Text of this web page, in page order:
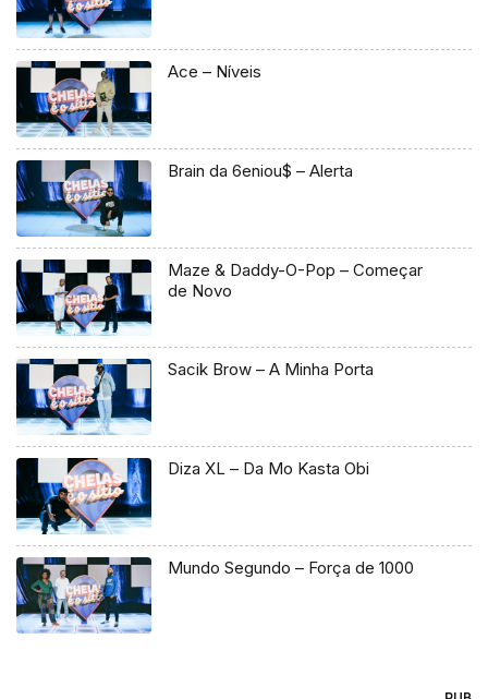
Ace – Níveis
Brain da 6eniou$ – Alerta
Maze & Daddy-O-Pop – Começar
de Novo
Sacik Brow – A Minha Porta
Diza XL – Da Mo Kasta Obi
Mundo Segundo – Força de 1000